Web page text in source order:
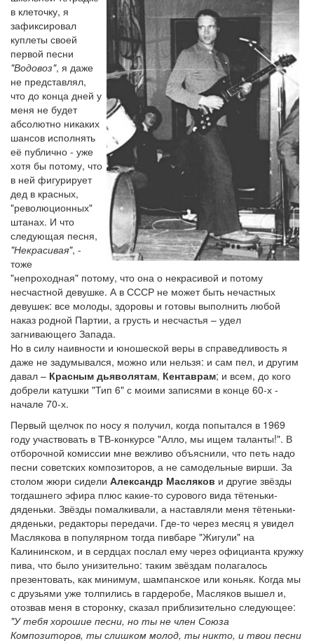
в клеточку, я
зафиксировал
куплеты своей
первой песни
"Водовоз", я даже
не представлял,
что до конца дней у
меня не будет
абсолютно никаких
шансов исполнять
её публично - уже
хотя бы потому, что
в ней фигурирует
дед в красных,
"революционных"
штанах. И что
следующая песня,
"Некрасивая", -
тоже
"непроходная" потому, что она о некрасивой и потому
несчастной девушке. А в СССР не может быть нечастных
девушек: все молоды, здоровы и готовы выполнить любой
наказ родной Партии, а грусть и несчастья – удел
загнивающего Запада.
Но в силу наивности и юношеской веры в справедливость я
даже не задумывался, можно или нельзя: и сам пел, и другим
давал – Красным дьяволятам, Кентаврам; и всем, до кого
добрели катушки "Тип 6" с моими записями в конце 60-х -
начале 70-х.
Первый щелчок по носу я получил, когда попытался в 1969
году участвовать в ТВ-конкурсе "Алло, мы ищем таланты!". В
отборочной комиссии мне вежливо объяснили, что петь надо
песни советских композиторов, а не самодельные вирши. За
столом жюри сидели Александр Масляков и другие звёзды
тогдашнего эфира плюс какие-то сурового вида тётеньки-
дяденьки. Звёзды помалкивали, а наставляли меня тётеньки-
дяденьки, редакторы передачи. Где-то через месяц я увидел
Маслякова в популярном тогда пивбаре "Жигули" на
Калининском, и в сердцах послал ему через официанта кружку
пива, что было унизительно: таким звёздам полагалось
презентовать, как минимум, шампанское или коньяк. Когда мы
с друзьями уже толпились в гардеробе, Масляков вышел и,
отозвав меня в сторонку, сказал приблизительно следующее:
"У тебя хорошие песни, но ты не член Союза
Композиторов, ты слишком молод, ты никто, и твои песни